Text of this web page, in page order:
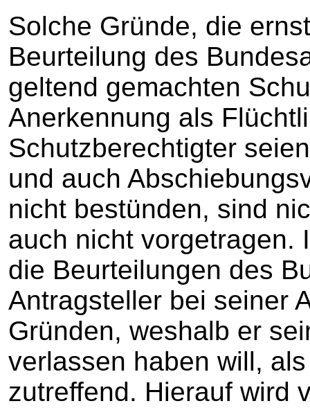
Solche Gründe, die
Beurteilung des
geltend gemachten
Anerkennung als
Schutzberechtigter
und auch
nicht bestünden, sind
auch nicht vorgetragen.
die Beurteilungen des
Antragsteller bei seiner
Gründen, weshalb er
verlassen haben will,
zutreffend. Hierauf wird